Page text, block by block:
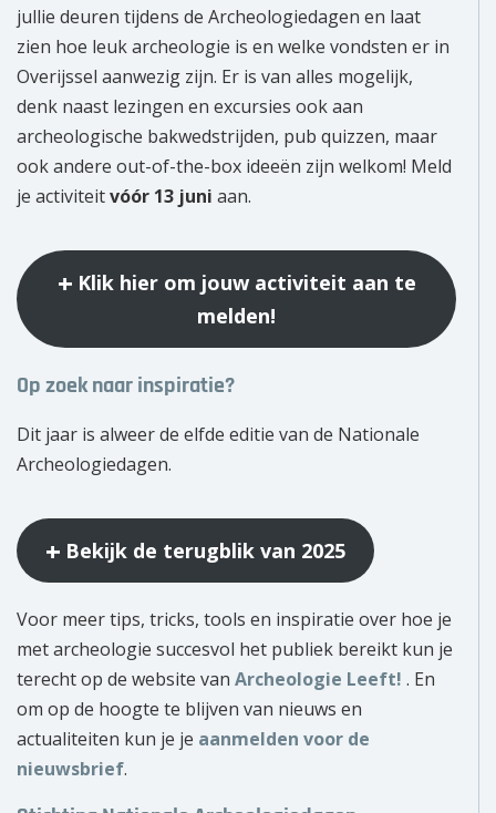
jullie deuren tijdens de Archeologiedagen en laat
zien hoe leuk archeologie is en welke vondsten er in
Overijssel aanwezig zijn. Er is van alles mogelijk,
denk naast lezingen en excursies ook aan
archeologische bakwedstrijden, pub quizzen, maar
ook andere out-of-the-box ideeën zijn welkom! Meld
je activiteitvóór 13 juni aan.
Klik hier om jouw activiteit aan te
melden!
Op zoek naar inspiratie?
Dit jaar is alweer de elfde editie van de Nationale
Archeologiedagen.
Bekijk de terugblik van 2025
Voor meer tips, tricks, tools en inspiratie over hoe je
met archeologie succesvol het publiek bereikt kun je
terecht op de website van Archeologie Leeft! . En
om op de hoogte te blijven van nieuws en
actualiteiten kun je je aanmelden voor de
nieuwsbrief.